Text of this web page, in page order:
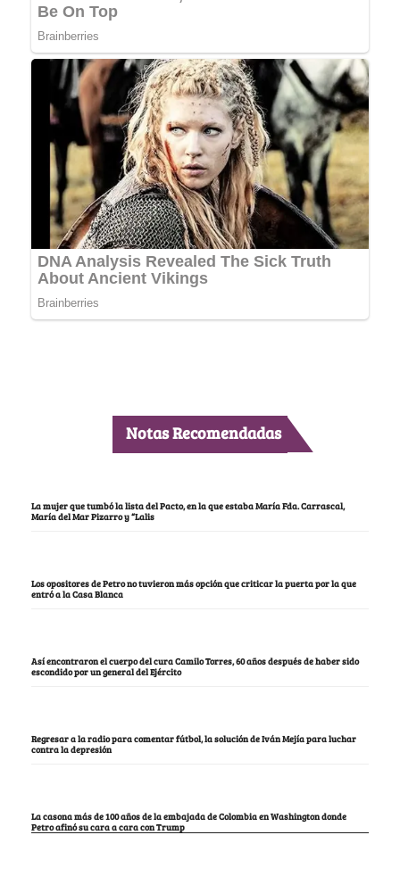
Notas Recomendadas
La mujer que tumbó la lista del Pacto, en la que estaba María Fda. Carrascal,
María del Mar Pizarro y “Lalis
Los opositores de Petro no tuvieron más opción que criticar la puerta por la que
entró a la Casa Blanca
Así encontraron el cuerpo del cura Camilo Torres, 60 años después de haber sido
escondido por un general del Ejército
Regresar a la radio para comentar fútbol, la solución de Iván Mejía para luchar
contra la depresión
La casona más de 100 años de la embajada de Colombia en Washington donde
Petro afinó su cara a cara con Trump